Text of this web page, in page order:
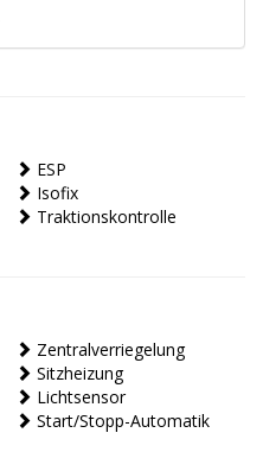
ESP
Isofix
Traktionskontrolle
Zentralverriegelung
Sitzheizung
Lichtsensor
Start/Stopp-Automatik